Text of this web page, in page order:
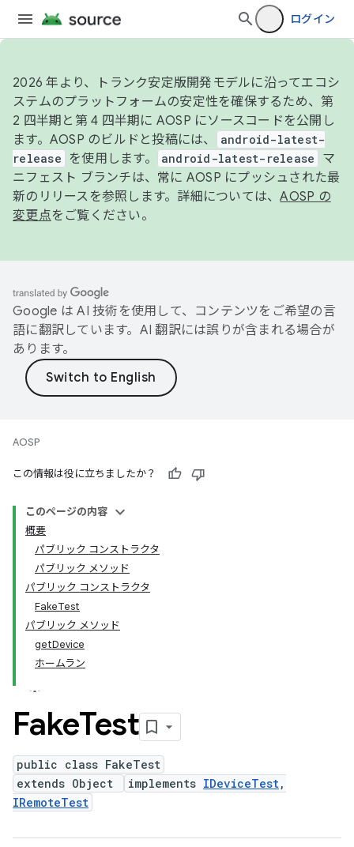
ログイン
2026 年より、トランク安定版開発モデルに沿ってエコシ
ステムのプラットフォームの安定性を確保するため、第
2 四半期と第 4 四半期に AOSP にソースコードを公開し
ます。AOSP のビルドと投稿には、
android-latest-
release
を使用します。 android-latest-release
マ
ニフェスト ブランチは、常に AOSP にプッシュされた最
新のリリースを参照します。詳細については、AOSP の
変更点をご覧ください。
Google は AI 技術を使用して、コンテンツをご希望の言
語に翻訳しています。AI 翻訳には誤りが含まれる場合が
あります。
AOSP
この情報は役に立ちましたか？
このページの内容
概要
パブリック コンストラクタ
パブリック メソッド
パブリック コンストラクタ
FakeTest
パブリック メソッド
getDevice
ホームラン
FakeTest
public class FakeTest
extends Object
implements IDeviceTest,
IRemoteTest